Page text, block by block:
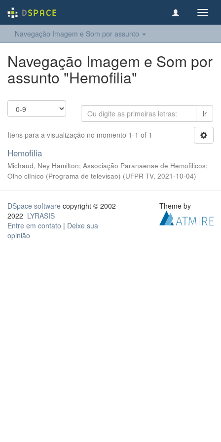
Navegação Imagem e Som por assunto
Navegação Imagem e Som por
assunto "Hemofilia"
Ir
Itens para a visualização no momento 1-1 of 1
Hemofilia
Michaud, Ney Hamilton; Associação Paranaense de Hemofilicos;
Olho clínico (Programa de televisao) (UFPR TV, 2021-10-04)
DSpace software copyright © 2002-
2022 LYRASIS
Entre em contato | Deixe sua
opinião
Theme by